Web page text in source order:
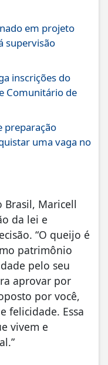
em projeto
supervisão
inscrições do
Comunitário de
preparação
uma vaga no
Brasil, Maricell
da lei e
“O queijo é
patrimônio
pelo seu
aprovar por
por você,
felicidade. Essa
vivem e